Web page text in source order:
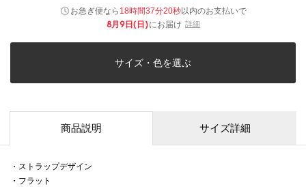
お急ぎ便なら 18時間37分20秒以内のお支払いで
8月9日(日)にお届け 詳細
サイズ・色を選ぶ
商品説明 サイズ詳細
・ストラップデザイン
・フラット